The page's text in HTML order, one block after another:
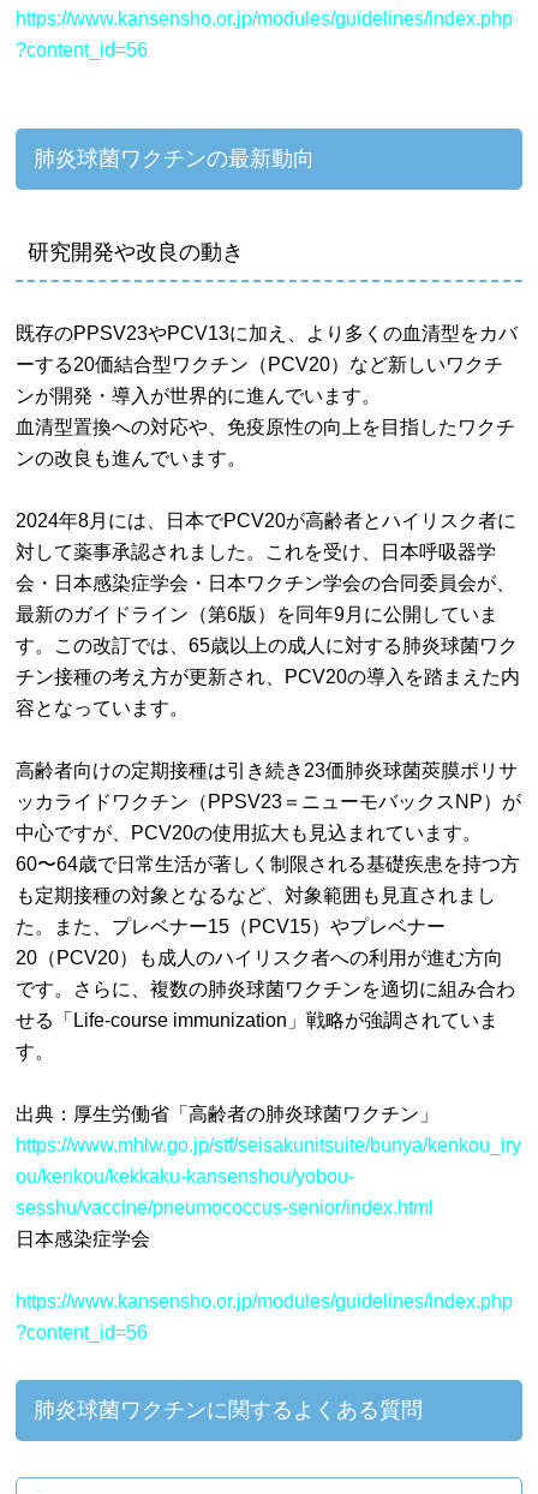
https://www.kansensho.or.jp/modules/guidelines/index.php
?content_id=56
肺炎球菌ワクチンの最新動向
研究開発や改良の動き
既存のPPSV23やPCV13に加え、より多くの血清型をカバ
ーする20価結合型ワクチン（PCV20）など新しいワクチ
ンが開発・導入が世界的に進んでいます。
血清型置換への対応や、免疫原性の向上を目指したワクチ
ンの改良も進んでいます。
2024年8月には、日本でPCV20が高齢者とハイリスク者に
対して薬事承認されました。これを受け、日本呼吸器学
会・日本感染症学会・日本ワクチン学会の合同委員会が、
最新のガイドライン（第6版）を同年9月に公開していま
す。この改訂では、65歳以上の成人に対する肺炎球菌ワク
チン接種の考え方が更新され、PCV20の導入を踏まえた内
容となっています。
高齢者向けの定期接種は引き続き23価肺炎球菌莢膜ポリサ
ッカライドワクチン（PPSV23＝ニューモバックスNP）が
中心ですが、PCV20の使用拡大も見込まれています。
60〜64歳で日常生活が著しく制限される基礎疾患を持つ方
も定期接種の対象となるなど、対象範囲も見直されまし
た。また、プレベナー15（PCV15）やプレベナー
20（PCV20）も成人のハイリスク者への利用が進む方向
です。さらに、複数の肺炎球菌ワクチンを適切に組み合わ
せる「Life-course immunization」戦略が強調されていま
す。
出典：厚生労働省「高齢者の肺炎球菌ワクチン」
https://www.mhlw.go.jp/stf/seisakunitsuite/bunya/kenkou_iry
ou/kenkou/kekkaku-kansenshou/yobou-
sesshu/vaccine/pneumococcus-senior/index.html
日本感染症学会
https://www.kansensho.or.jp/modules/guidelines/index.php
?content_id=56
肺炎球菌ワクチンに関するよくある質問